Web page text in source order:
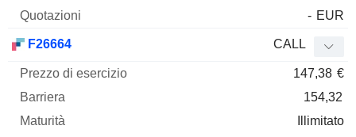
- EUR
F26664 CALL
147,38 €
154,32
Illimitato